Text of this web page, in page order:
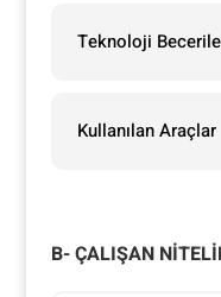
Teknoloji
Kullanılan Araçlar
B- ÇALIŞAN